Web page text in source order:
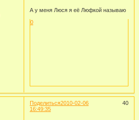
А у меня Люся я её Люфкой называю
0
Поделиться 40
2010-02-06
16:49:35